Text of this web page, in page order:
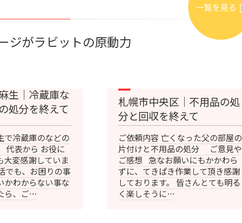
ジがラビットの原動力
一覧を見る
生｜冷蔵庫な
処分を終えて
で冷蔵庫のなどの
表から お役に
大変感謝していま
でも、お困りの事
かわからない事な
ら、ご…
札幌市中央区｜不用品の処
分と回収を終えて
ご依頼内容 亡くなった父の部屋の
片付けと不用品の処分 ご意見や
ご感想 急なお願いにもかかわら
ずに、てきぱき作業して頂き感謝
しております。 皆さんとても明る
く楽しそうに…